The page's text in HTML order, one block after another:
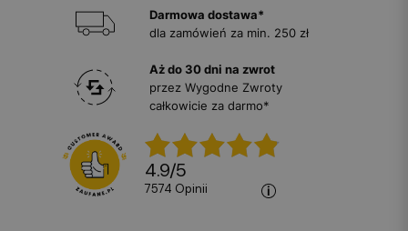
Darmowa dostawa*
dla zamówień za min. 250 zł
Aż do 30 dni na zwrot
przez Wygodne Zwroty
całkowicie za darmo*
4.9/5
7574 opinii